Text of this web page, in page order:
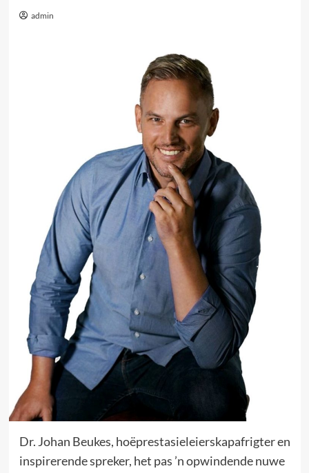
admin
Dr. Johan Beukes, hoëprestasieleierskapafrigter en
inspirerende spreker, het pas ’n opwindende nuwe